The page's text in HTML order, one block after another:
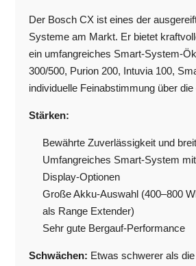
Der Bosch CX ist eines der
Systeme am Markt. Er bietet
ein umfangreiches Smart-System-
300/500, Purion 200, Intuvia 100,
individuelle Feinabstimmung über die
Stärken:
Bewährte Zuverlässigkeit und
Umfangreiches Smart-System
Display-Optionen
Große Akku-Auswahl (400–800
als Range Extender)
Sehr gute Bergauf-Performance
Schwächen: Etwas schwerer als